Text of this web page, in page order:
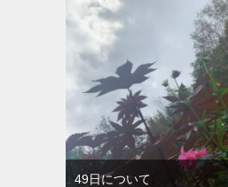
49日について